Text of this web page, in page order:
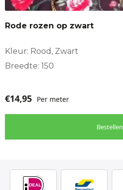
Rode rozen op zwart
Kleur: Rood, Zwart
Breedte: 150
€14,95 Per meter
Bestellen